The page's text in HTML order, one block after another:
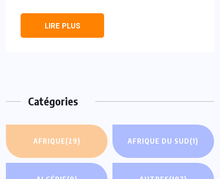
LIRE PLUS
Catégories
AFRIQUE(29) AFRIQUE DU SUD(1)